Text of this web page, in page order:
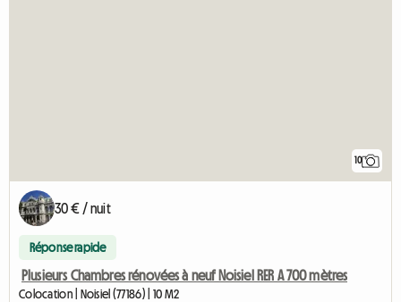
10
30 € / nuit
Réponse rapide
Plusieurs Chambres rénovées à neuf Noisiel RER A 700 mètres
Colocation | Noisiel (77186) | 10 M2